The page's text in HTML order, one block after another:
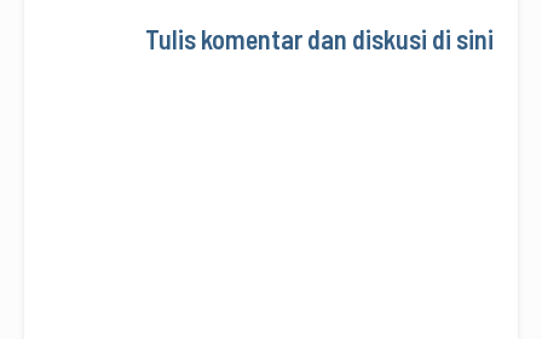
Tulis komentar dan diskusi di sini